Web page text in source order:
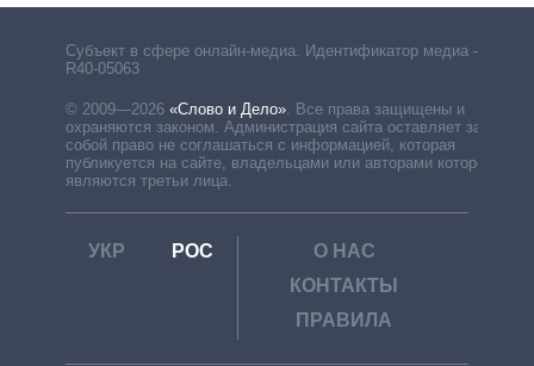
Субъект в сфере онлайн-медиа. Идентификатор медиа –
R40-05063
© 2009—2026 «Слово и Дело»
Все права защищены и
охраняются законом. Администрация сайта оставляет за
собой право не соглашаться с информацией, которая
публикуется на сайте, владельцами или авторами которой
являются третьи лица.
УКР РОС
О НАС
КОНТАКТЫ
ПРАВИЛА